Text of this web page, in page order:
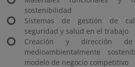
sostenibilidad
Sistemas de gestión de
seguridad y salud en el trabajo
Creación y dirección
medioambientalmente
modelo de negocio competitivo